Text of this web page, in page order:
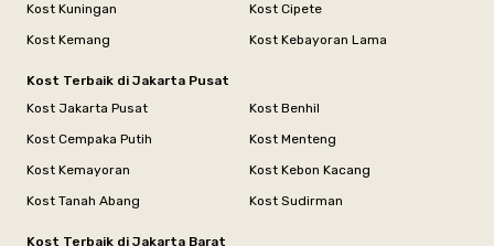
Kost Kuningan
Kost Cipete
Kost Kemang
Kost Kebayoran Lama
Kost Terbaik di Jakarta Pusat
Kost Jakarta Pusat
Kost Benhil
Kost Cempaka Putih
Kost Menteng
Kost Kemayoran
Kost Kebon Kacang
Kost Tanah Abang
Kost Sudirman
Kost Terbaik di Jakarta Barat